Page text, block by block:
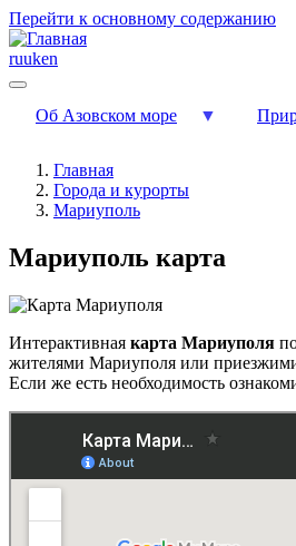
Перейти к основному содержанию
ruuken
Об Азовском море
Главная
Города и курорты
Мариуполь
Мариуполь карта
Интерактивная карта Мариуполя
жителями Мариуполя или
Если же есть необходимость